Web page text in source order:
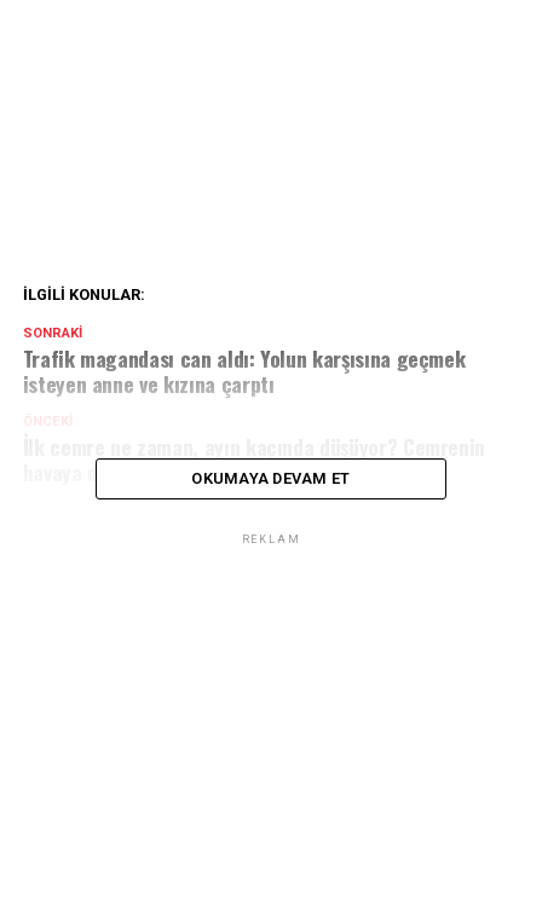
İLGILI KONULAR:
SONRAKI
Trafik magandası can aldı: Yolun karşısına geçmek
isteyen anne ve kızına çarptı
ÖNCEKI
havaya düşeceği tarihOKUMAYA DEVAM ET
REKLAM